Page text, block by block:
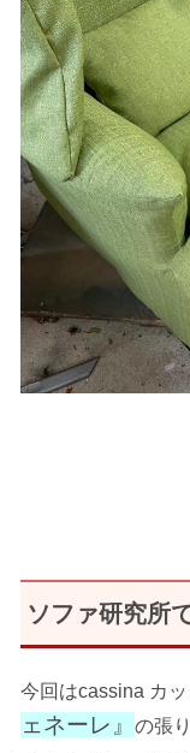
ソファ研究所で
今回はcassina カ
ェネーレ』
の張